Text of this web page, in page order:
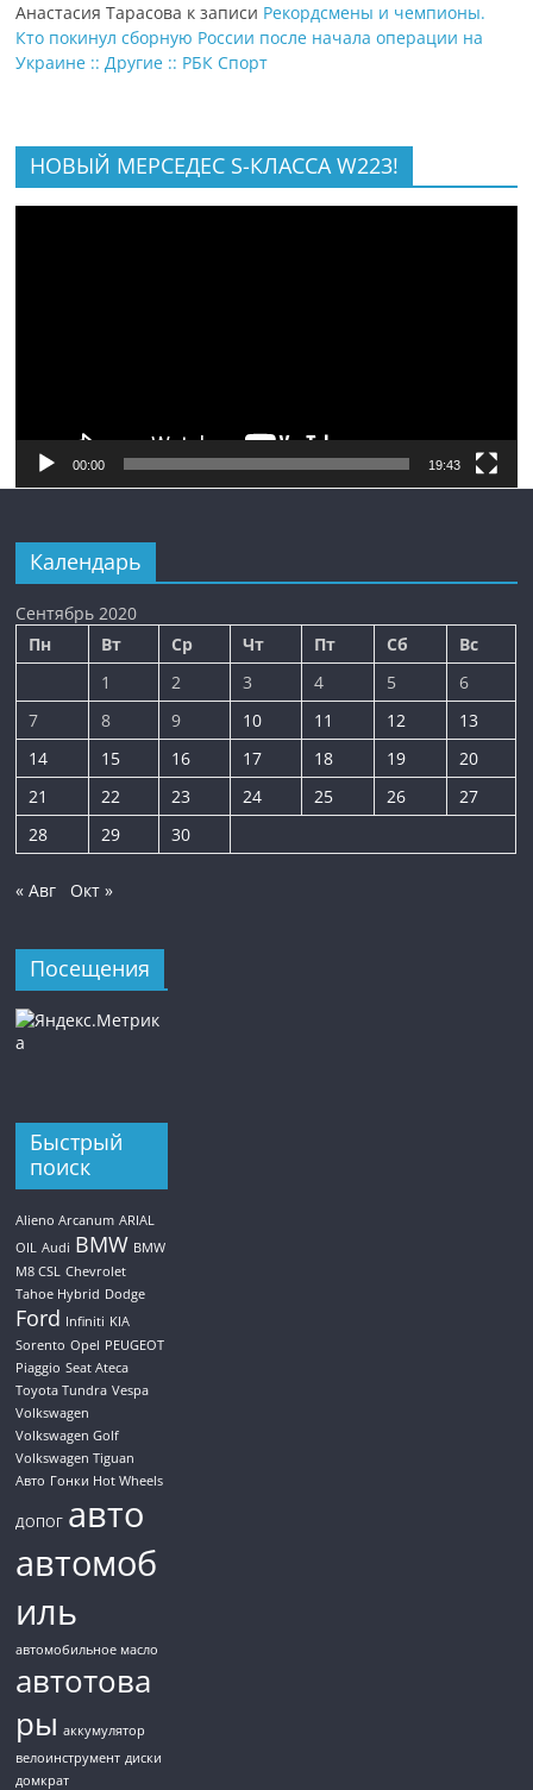
Анастасия Тарасова к записи Рекордсмены и чемпионы.
Кто покинул сборную России после начала операции на
Украине :: Другие :: РБК Спорт
НОВЫЙ МЕРСЕДЕС S-КЛАССА W223!
00:00 19:43
Календарь
Сентябрь 2020
Пн
Вт Ср Чт Пт Сб
Вс
1
2 3 4 5
6
7
8 9 10 11 12
13
14
15 16 17 18 19
20
21
22 23 24 25 26
27
28
29 30
« Авг Окт »
Посещения
Быстрый
поиск
Alieno Arcanum ARIAL
OIL Audi BMW BMW
M8 CSL Chevrolet
Tahoe Hybrid Dodge
Ford Infiniti KIA
Sorento Opel PEUGEOT
Piaggio Seat Ateca
Toyota Tundra Vespa
Volkswagen
Volkswagen Golf
Volkswagen Tiguan
Авто Гонки Hot Wheels
ДОПОГ авто
автомоб
иль
автомобильное масло
автотова
ры аккумулятор
велоинструмент диски
домкрат